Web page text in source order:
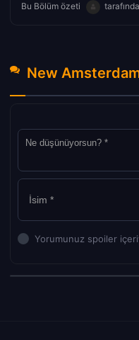
Bu Bölüm özeti
Yorumunuz spoiler